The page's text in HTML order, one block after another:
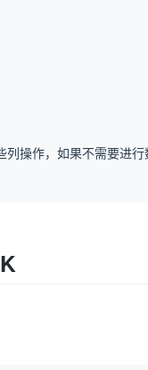
操作，如果不需要进行